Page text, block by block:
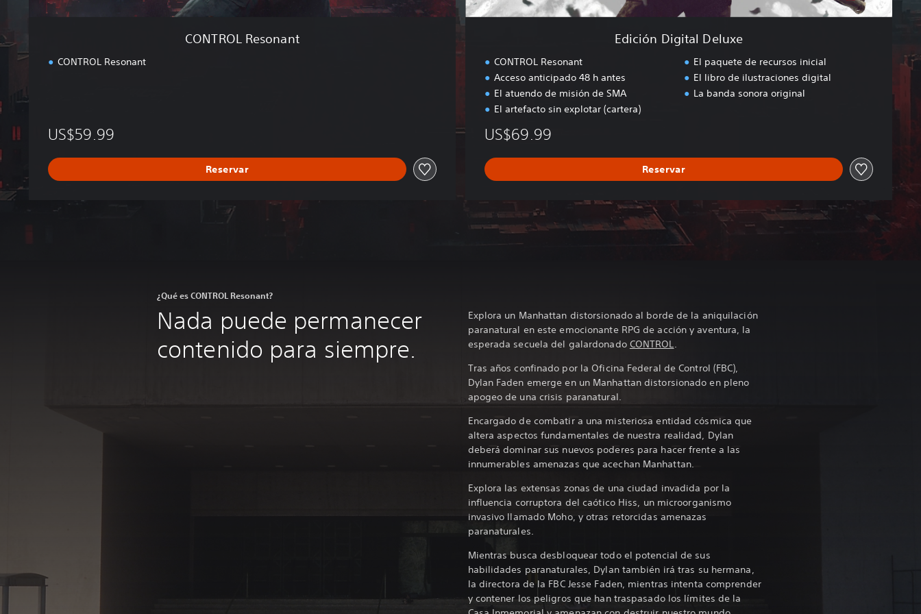
CONTROL Resonant
CONTROL Resonant
US$59.99
Reservar
l
Edición Digital Deluxe
CONTROL Resonant
Acceso anticipado 48 h antes
El atuendo de misión de SMA
El artefacto sin explotar (cartera)
El paquete de recursos inicial
El libro de ilustraciones digital
La banda sonora original
US$69.99
Reservar
¿Qué es CONTROL Resonant?
Nada puede permanecer
contenido para siempre.
Explora un Manhattan distorsionado al borde de la aniquilación
paranatural en este emocionante RPG de acción y aventura, la
esperada secuela del galardonado CONTROL.
Tras años confinado por la Oficina Federal de Control (FBC),
Dylan Faden emerge en un Manhattan distorsionado en pleno
apogeo de una crisis paranatural.
Encargado de combatir a una misteriosa entidad cósmica que
altera aspectos fundamentales de nuestra realidad, Dylan
deberá dominar sus nuevos poderes para hacer frente a las
innumerables amenazas que acechan Manhattan.
Explora las extensas zonas de una ciudad invadida por la
influencia corruptora del caótico Hiss, un microorganismo
invasivo llamado Moho, y otras retorcidas amenazas
paranaturales.
Mientras busca desbloquear todo el potencial de sus
habilidades paranaturales, Dylan también irá tras su hermana,
la directora de la FBC Jesse Faden, mientras intenta comprender
y contener los peligros que han traspasado los límites de la